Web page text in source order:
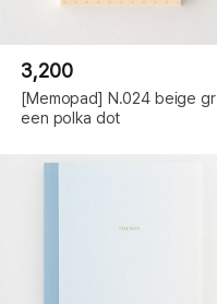
3,200
[Memopad] N.024 beige gr
een polka dot